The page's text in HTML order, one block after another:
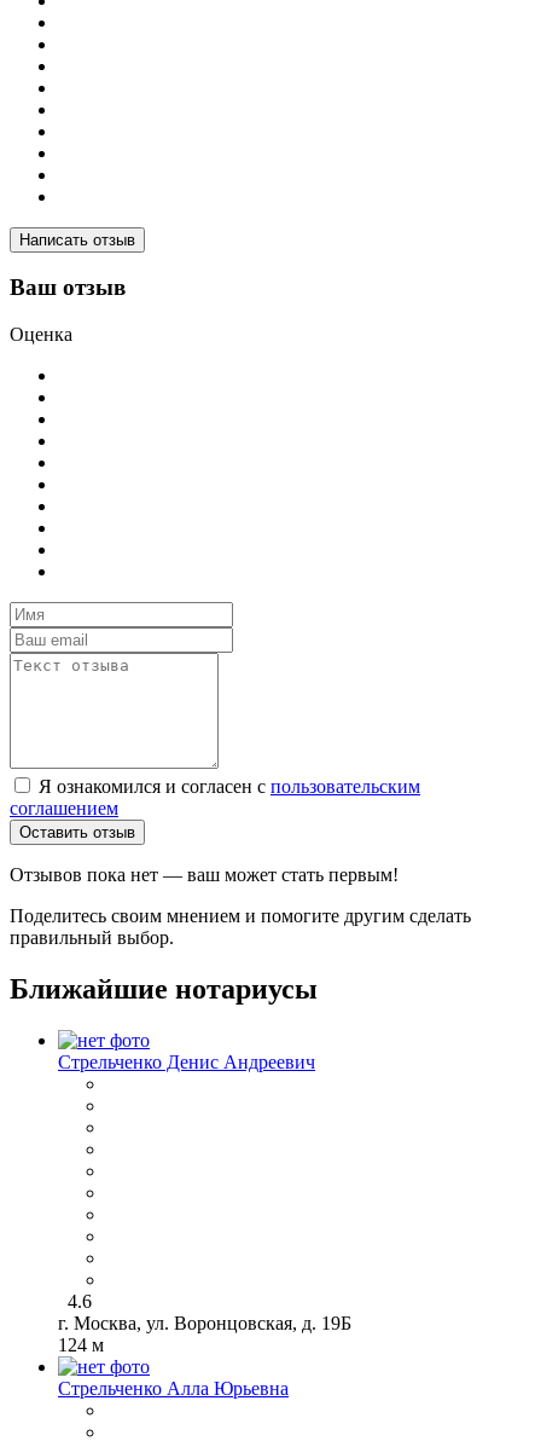
Написать отзыв
Ваш отзыв
Оценка
Я ознакомился и согласен с пользовательским
соглашением
Оставить отзыв
Отзывов пока нет — ваш может стать первым!
Поделитесь своим мнением и помогите другим сделать
правильный выбор.
Ближайшие нотариусы
Стрельченко Денис Андреевич
4.6
г. Москва, ул. Воронцовская, д. 19Б
124 м
Стрельченко Алла Юрьевна